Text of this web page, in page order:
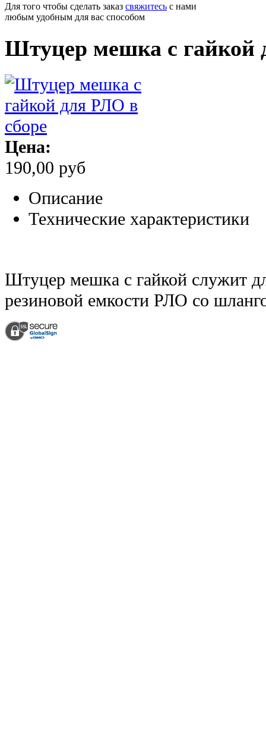
Для того чтобы сделать заказ свяжитесь с нами
любым удобным для вас способом
Штуцер мешка с гайкой
Цена:
190,00 руб
Описание
Технические характеристики
Штуцер мешка с гайкой служит
резиновой емкости РЛО со